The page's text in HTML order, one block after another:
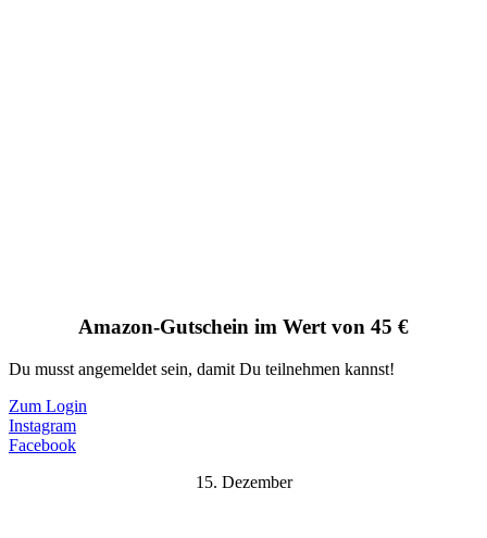
Amazon-Gutschein im Wert von 45 €
Du musst angemeldet sein, damit Du teilnehmen kannst!
Zum Login
Instagram
Facebook
15. Dezember